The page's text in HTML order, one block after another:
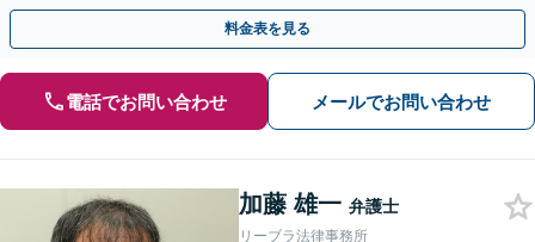
向け真摯に対応します【名古屋城駅5分】【初回相談無料】
料金表を見る
電話でお問い合わせ メールでお問い合わせ
加藤 雄一 弁護士
リーブラ法律事務所